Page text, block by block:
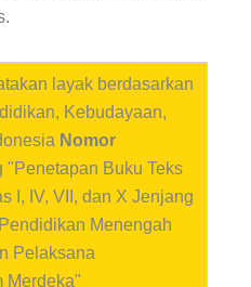
layak berdasarkan
Kebudayaan,
Nomor
"Penetapan Buku Teks
I, IV, VII, dan X Jenjang
Menengah
Pelaksana
Merdeka"